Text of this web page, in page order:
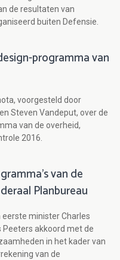
de resultaten van
buiten Defensie.
programma van
voorgesteld door
Steven Vandeput, over de
van de overheid,
2016.
van de
Planbureau
minister Charles
Peeters akkoord met de
in het kader van
van de